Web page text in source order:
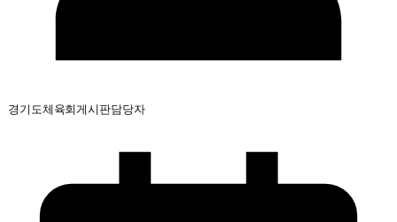
경기도체육회게시판담당자